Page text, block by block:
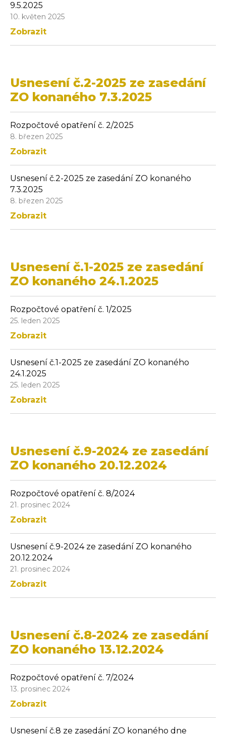
9.5.2025
10. květen 2025
Zobrazit
Usnesení č.2-2025 ze zasedání
ZO konaného 7.3.2025
Rozpočtové opatření č. 2/2025
8. březen 2025
Zobrazit
Usnesení č.2-2025 ze zasedání ZO konaného
7.3.2025
8. březen 2025
Zobrazit
Usnesení č.1-2025 ze zasedání
ZO konaného 24.1.2025
Rozpočtové opatření č. 1/2025
25. leden 2025
Zobrazit
Usnesení č.1-2025 ze zasedání ZO konaného
24.1.2025
25. leden 2025
Zobrazit
Usnesení č.9-2024 ze zasedání
ZO konaného 20.12.2024
Rozpočtové opatření č. 8/2024
21. prosinec 2024
Zobrazit
Usnesení č.9-2024 ze zasedání ZO konaného
20.12.2024
21. prosinec 2024
Zobrazit
Usnesení č.8-2024 ze zasedání
ZO konaného 13.12.2024
Rozpočtové opatření č. 7/2024
13. prosinec 2024
Zobrazit
Usnesení č.8 ze zasedání ZO konaného dne